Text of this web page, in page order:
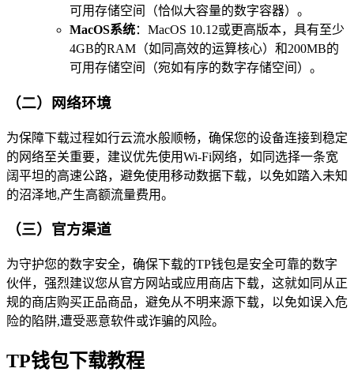
可用存储空间（恰似大容量的数字容器）。
MacOS系统：MacOS 10.12或更高版本，具有至少
4GB的RAM（如同高效的运算核心）和200MB的
可用存储空间（宛如有序的数字存储空间）。
（二）网络环境
为保障下载过程如行云流水般顺畅，确保您的设备连接到稳定
的网络至关重要，建议优先使用Wi-Fi网络，如同选择一条宽
阔平坦的高速公路，避免使用移动数据下载，以免如踏入未知
的沼泽地,产生高额流量费用。
（三）官方渠道
为守护您的数字安全，确保下载的TP钱包是安全可靠的数字
伙伴，强烈建议您从官方网站或应用商店下载，这就如同从正
规的商店购买正品商品，避免从不明来源下载，以免如误入危
险的陷阱,遭受恶意软件或诈骗的风险。
TP钱包下载教程